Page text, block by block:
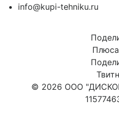
info@kupi-tehniku.ru
© 2026 ООО